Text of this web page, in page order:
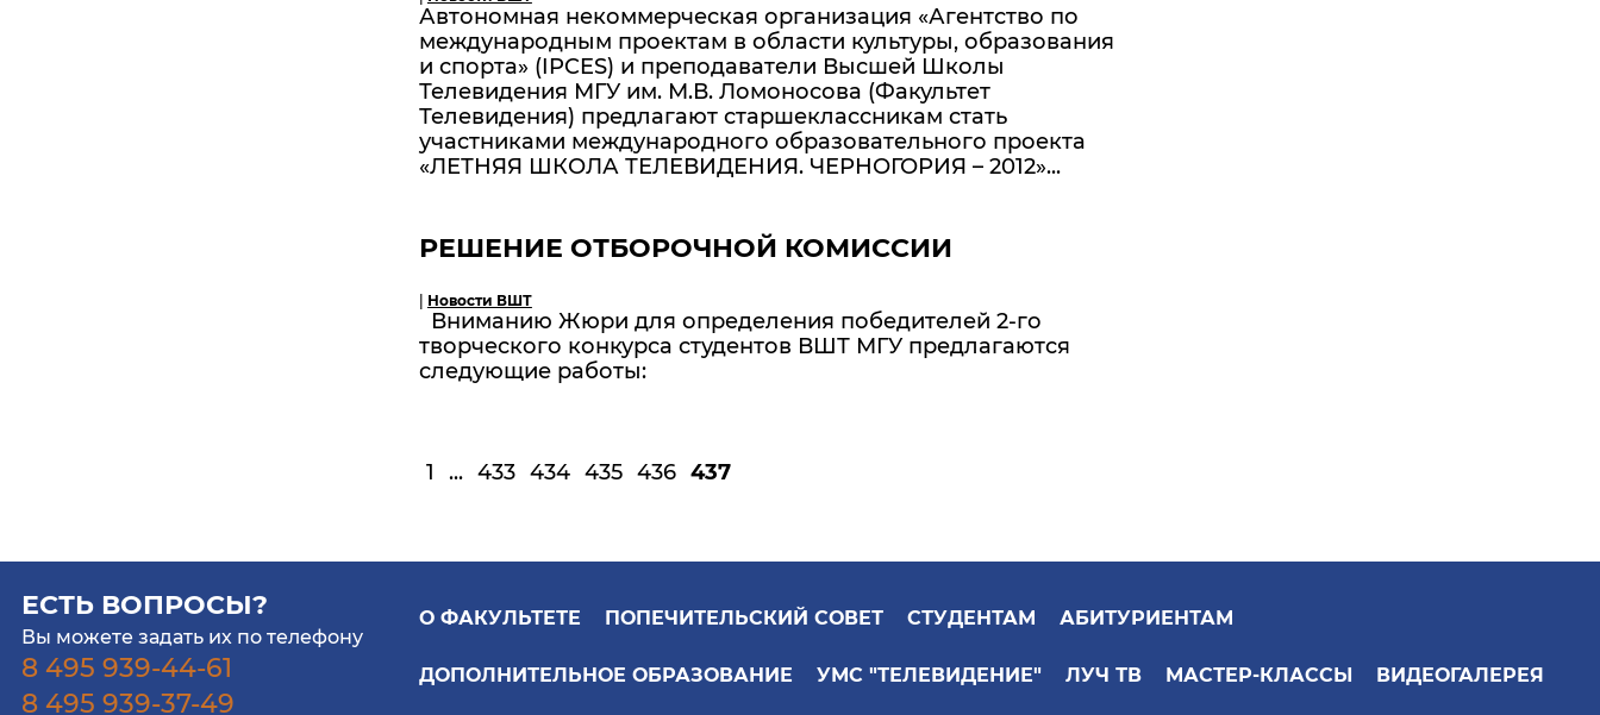
Автономная некоммерческая организация «Агентство по
международным проектам в области культуры, образования
и спорта» (IPCES) и преподаватели Высшей Школы
Телевидения МГУ им. М.В. Ломоносова (Факультет
Телевидения) предлагают старшеклассникам стать
участниками международного образовательного проекта
«ЛЕТНЯЯ ШКОЛА ТЕЛЕВИДЕНИЯ. ЧЕРНОГОРИЯ – 2012»...
РЕШЕНИЕ ОТБОРОЧНОЙ КОМИССИИ
Новости ВШТ
Вниманию Жюри для определения победителей 2-го
творческого конкурса студентов ВШТ МГУ предлагаются
следующие работы:
1 ... 433 434 435 436 437
ЕСТЬ ВОПРОСЫ?
Вы можете задать их по телефону
8 495 939-44-61
8 495 939-37-49
О ФАКУЛЬТЕТЕ ПОПЕЧИТЕЛЬСКИЙ СОВЕТ СТУДЕНТАМ АБИТУРИЕНТАМ
ДОПОЛНИТЕЛЬНОЕ ОБРАЗОВАНИЕ УМС "ТЕЛЕВИДЕНИЕ" ЛУЧ ТВ МАСТЕР-КЛАССЫ ВИДЕОГАЛЕРЕЯ